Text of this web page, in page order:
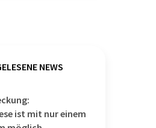
NEWS
ist mit nur einem